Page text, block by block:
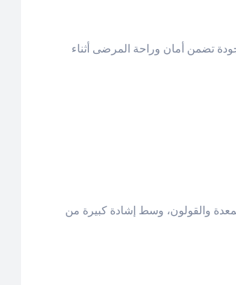
تضمن أمان وراحة المرضى أثناء
والقولون، وسط إشادة كبيرة من